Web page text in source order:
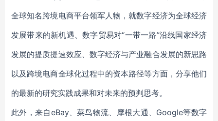
全球知名跨境电商平台领军人物，就数字经济为全球经济
发展带来的新机遇、数字贸易对“一带一路”沿线国家经济
发展的提质提速效应、数字经济与产业融合发展的新思路
以及跨境电商全球化过程中的资本路径等方面，分享他们
的最新的研究实践成果和对未来的预判思考。
此外，来自eBay、菜鸟物流、摩根大通、Google等数字